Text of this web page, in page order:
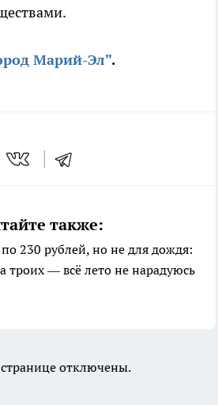
Марий-Эл".
также:
230 рублей, но не для дождя:
троих — всё лето не нарадуюсь
отключены.